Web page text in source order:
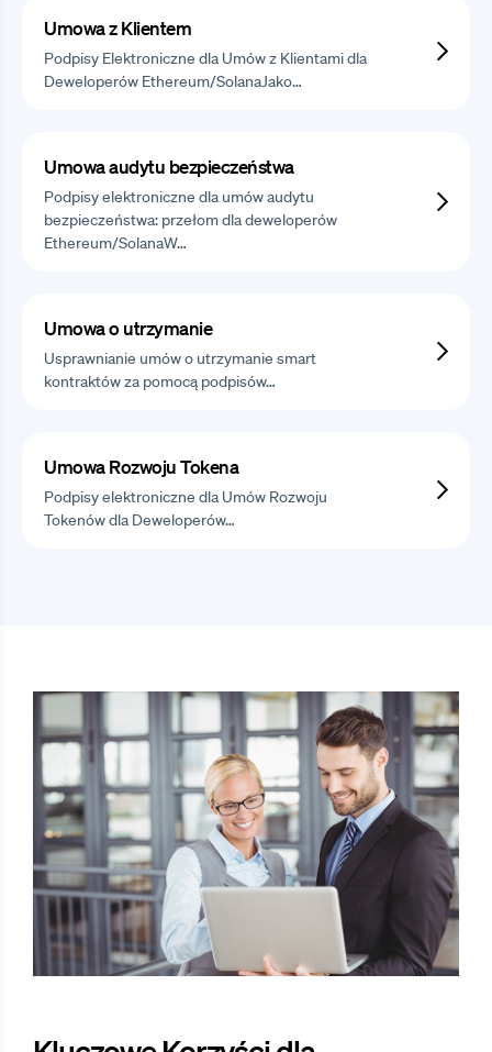
Umowa z Klientem
Podpisy Elektroniczne dla Umów z Klientami dla
Deweloperów Ethereum/SolanaJako…
Umowa audytu bezpieczeństwa
Podpisy elektroniczne dla umów audytu
bezpieczeństwa: przełom dla deweloperów
Ethereum/SolanaW…
Umowa o utrzymanie
Usprawnianie umów o utrzymanie smart
kontraktów za pomocą podpisów…
Umowa Rozwoju Tokena
Podpisy elektroniczne dla Umów Rozwoju
Tokenów dla Deweloperów…